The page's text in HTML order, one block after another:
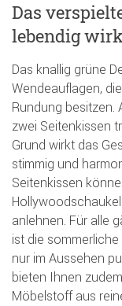
Das
lebendig
Das knallig grüne
Wendeauflagen,
Rundung besitzen.
zwei Seitenkissen
Grund wirkt das
stimmig und
Seitenkissen
anlehnen. Für alle
ist die
nur im Aussehen
bieten Ihnen
Möbelstoff aus